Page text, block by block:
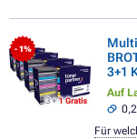
- 1%
3+1
Auf
Für